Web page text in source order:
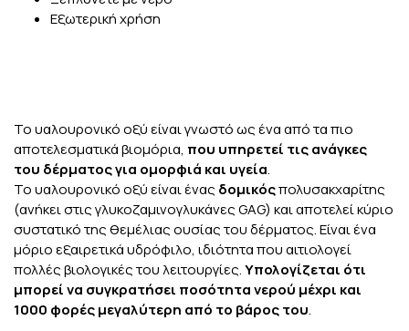
Εξωτερική χρήση
Το υαλουρονικό οξύ είναι γνωστό ως ένα από τα πιο
αποτελεσματικά βιομόρια, που υπηρετεί τις ανάγκες
του δέρματος για ομορφιά και υγεία.
Το υαλουρονικό οξύ είναι ένας δομικόςπολυσακχαρίτης
(ανήκει στις γλυκοζαμινογλυκάνες GAG) και αποτελεί κύριο
συστατικό της θεμέλιας ουσίας του δέρματος. Είναι ένα
μόριο εξαιρετικά υδρόφιλο, ιδιότητα που αιτιολογεί
πολλές βιολογικές του λειτουργίες.Υπολογίζεται ότι
μπορεί να συγκρατήσει ποσότητα νερού μέχρι και
1000 φορές μεγαλύτερη από το βάρος του.